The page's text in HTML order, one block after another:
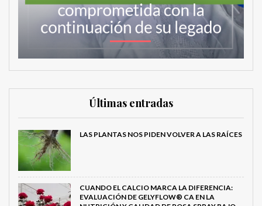
Últimas entradas
LAS PLANTAS NOS PIDEN VOLVER A LAS RAÍCES
CUANDO EL CALCIO MARCA LA DIFERENCIA:
EVALUACIÓN DE GELYFLOW® CA EN LA